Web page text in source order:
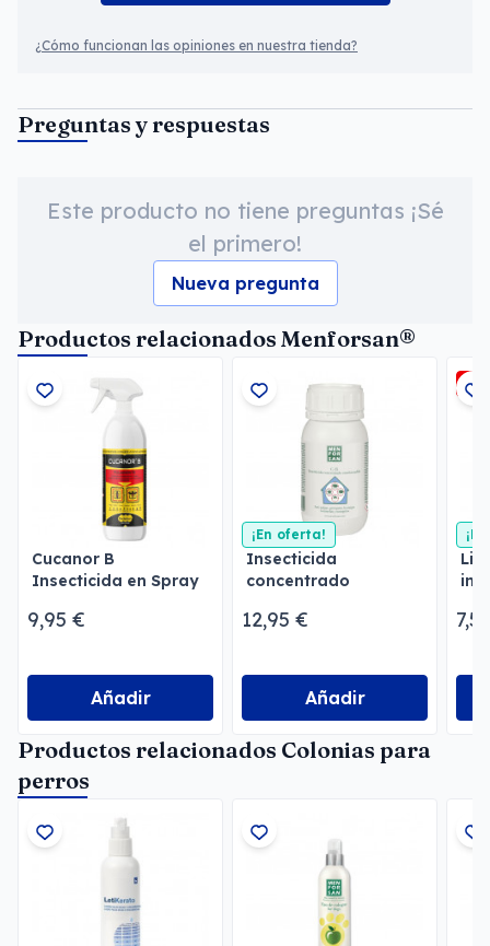
¿Cómo funcionan las opiniones en nuestra tienda?
Preguntas y respuestas
Este producto no tiene preguntas ¡Sé
el primero!
Nueva pregunta
Productos relacionados Menforsan®
Cucanor B
Insecticida en Spray
9,95 €
Añadir
¡En oferta!
Insecticida
concentrado
Menforsan
12,95 €
Añadir
-
Productos relacionados Colonias para
perros